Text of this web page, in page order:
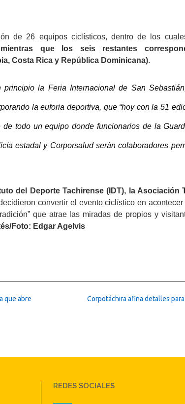
de 26 equipos ciclísticos, dentro de los
que los seis restantes
Costa Rica y República Dominicana).
la Feria Internacional de San
la euforia deportiva, que “hoy con la 51
todo un equipo donde funcionarios de la
estadal y Corporsalud serán colaboradores
del Deporte Tachirense (IDT), la Asociación
convertir el evento ciclístico en
que atrae las miradas de propios y
Foto: Edgar Agelvis
Corpotáchira afina detalles
que abre
REDES SOCIALES